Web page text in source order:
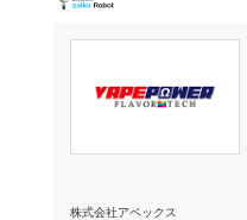
株式会社アペックス